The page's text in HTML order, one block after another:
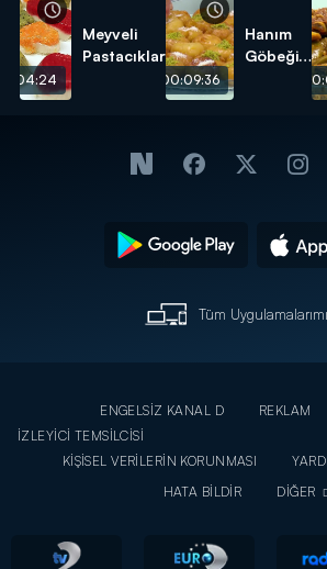
Meyveli
Pastacıklar
00:09:36
Hanım
Göbeği
Tüm
ENGELSİZ KANAL D REKLAM
İZLEYİCİ TEMSİLCİSİ
KİŞİSEL VERİLERİN KORUNMASI
HATA BİLDİR
DİĞER